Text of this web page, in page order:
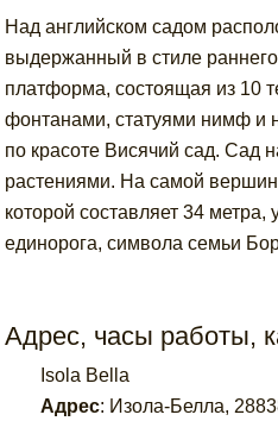
Над английском садом
выдержанный в стиле
платформа, состоящая из 10
фонтанами, статуями нимф и
по красоте Висячий сад. Сад
растениями. На самой
которой составляет 34 метра,
единорога, символа семьи
Адрес, часы работы,
Isola Bella
Адрес: Изола-Белла,